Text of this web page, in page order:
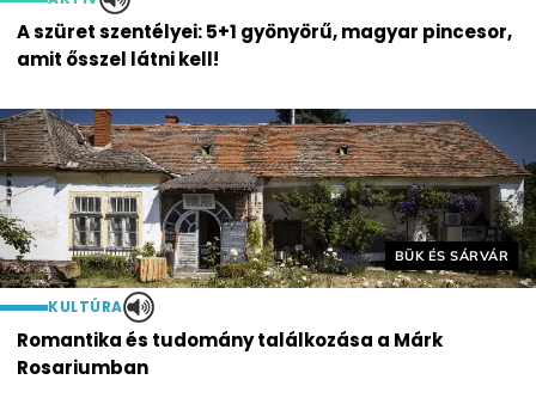
A szüret szentélyei: 5+1 gyönyörű, magyar pincesor,
amit ősszel látni kell!
Helyszín címkék:
BÜK ÉS SÁRVÁR
KULTÚRA
Romantika és tudomány találkozása a Márk
Rosariumban